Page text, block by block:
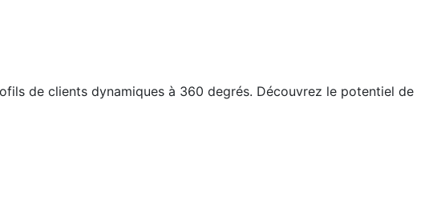
de clients dynamiques à 360 degrés. Découvrez le potentiel de